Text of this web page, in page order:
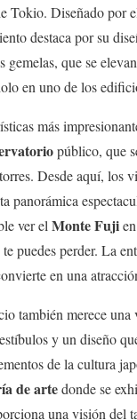
Tokio. Diseñado por
destaca por su
gemelas, que se
en uno de los
más
público, que
Desde aquí, los
panorámica
ver el Monte Fuji
puedes perder. La
en una
también merece una
y un diseño
de la cultura
de artedonde se
una visión del